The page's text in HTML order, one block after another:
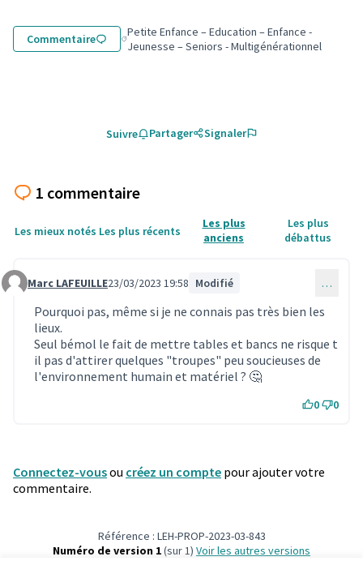
Commentaire Filtrer les résultats de la catégorie : Petite
Petite Enfance – Education – Enfance -
Jeunesse – Seniors - Multigénérationnel
Suivre Partager Signaler
1 commentaire
Les mieux notés Les plus récents
Les plus
anciens
Les plus
débattus
Commentaire 3900
Marc LAFEUILLE23/03/2023 19:58 Modifié …
Pourquoi pas, même si je ne connais pas très bien les
lieux.
Seul bémol le fait de mettre tables et bancs ne risque t
il pas d'attirer quelques "troupes" peu soucieuses de
l'environnement humain et matériel ? 🤔
0 0
Connectez-vousou créez un compte pour ajouter votre
commentaire.
Référence : LEH-PROP-2023-03-843
Numéro de version 1(sur 1)
voir les autres versions